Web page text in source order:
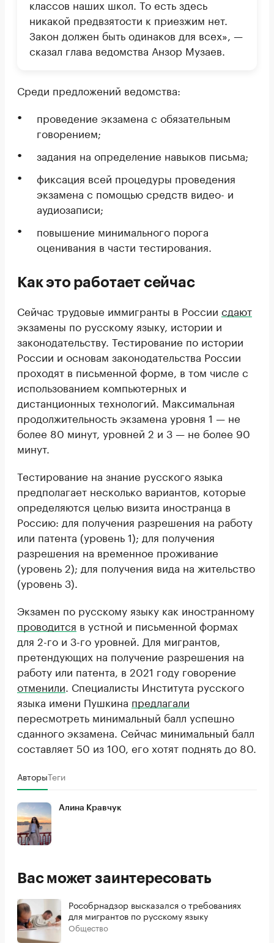
классов наших школ. То есть здесь
никакой предвзятости к приезжим нет.
Закон должен быть одинаков для всех», —
сказал глава ведомства Анзор Музаев.
Среди предложений ведомства:
проведение экзамена с обязательным
говорением;
задания на определение навыков письма;
фиксация всей процедуры проведения
экзамена с помощью средств видео- и
аудиозаписи;
повышение минимального порога
оценивания в части тестирования.
Как это работает сейчас
Сейчас трудовые иммигранты в России сдают
экзамены по русскому языку, истории и
законодательству. Тестирование по истории
России и основам законодательства России
проходят в письменной форме, в том числе с
использованием компьютерных и
дистанционных технологий. Максимальная
продолжительность экзамена уровня 1 — не
более 80 минут, уровней 2 и 3 — не более 90
минут.
Тестирование на знание русского языка
предполагает несколько вариантов, которые
определяются целью визита иностранца в
Россию: для получения разрешения на работу
или патента (уровень 1); для получения
разрешения на временное проживание
(уровень 2); для получения вида на жительство
(уровень 3).
Экзамен по русскому языку как иностранному
проводится в устной и письменной формах
для 2-го и 3-го уровней. Для мигрантов,
претендующих на получение разрешения на
работу или патента, в 2021 году говорение
отменили . Специалисты Института русского
языка имени Пушкина предлагали
пересмотреть минимальный балл успешно
сданного экзамена. Сейчас минимальный балл
составляет 50 из 100, его хотят поднять до 80.
АвторыТеги
Алина Кравчук
Вас может заинтересовать
Рособрнадзор высказался о требованиях
для мигрантов по русскому языку
Общество